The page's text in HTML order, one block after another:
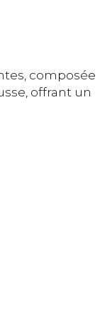
composée
offrant un